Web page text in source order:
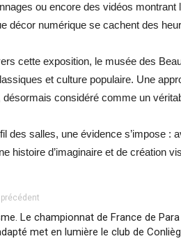
ou encore des vidéos
décor numérique se cachent des
cette exposition, le musée des
et culture populaire. Une
désormais considéré comme un
des salles, une évidence s’impose :
histoire d’imaginaire et de création
Le championnat de France de Para
met en lumière le club de